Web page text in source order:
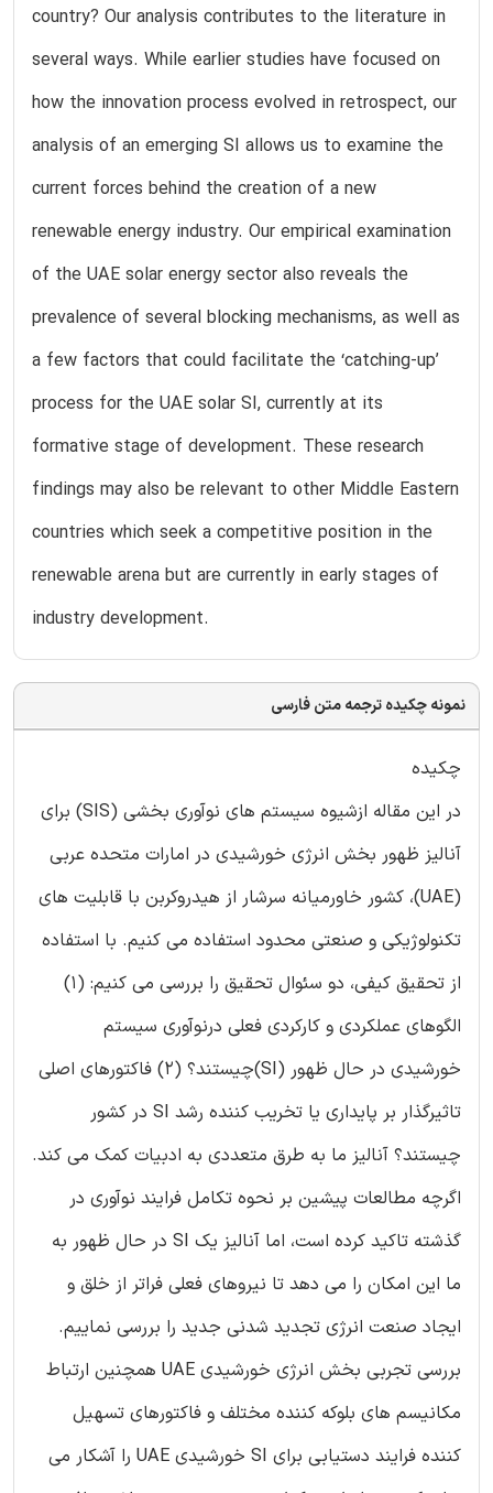
country? Our analysis contributes to the literature in
several ways. While earlier studies have focused on
how the innovation process evolved in retrospect, our
analysis of an emerging SI allows us to examine the
current forces behind the creation of a new
renewable energy industry. Our empirical examination
of the UAE solar energy sector also reveals the
prevalence of several blocking mechanisms, as well as
a few factors that could facilitate the ‘catching-up’
process for the UAE solar SI, currently at its
formative stage of development. These research
findings may also be relevant to other Middle Eastern
countries which seek a competitive position in the
renewable arena but are currently in early stages of
industry development.
نمونه چکیده ترجمه متن فارسی
چکیده
در این مقاله ازشیوه سیستم های نوآوری بخشی (SIS) برای
آنالیز ظهور بخش انرژی خورشیدی در امارات متحده عربی
(UAE)، کشور خاورمیانه سرشار از هیدروکربن با قابلیت های
تکنولوژیکی و صنعتی محدود استفاده می کنیم. با استفاده
از تحقیق کیفی، دو سئوال تحقیق را بررسی می کنیم: (1)
الگوهای عملکردی و کارکردی فعلی درنوآوری سیستم
خورشیدی در حال ظهور (SI)چیستند؟ (2) فاکتورهای اصلی
تاثیرگذار بر پایداری یا تخریب کننده رشد SI در کشور
چیستند؟ آنالیز ما به طرق متعددی به ادبیات کمک می کند.
اگرچه مطالعات پیشین بر نحوه تکامل فرایند نوآوری در
گذشته تاکید کرده است، اما آنالیز یک SI در حال ظهور به
ما این امکان را می دهد تا نیروهای فعلی فراتر از خلق و
ایجاد صنعت انرژی تجدید شدنی جدید را بررسی نماییم.
بررسی تجربی بخش انرژی خورشیدی UAE همچنین ارتباط
مکانیسم های بلوکه کننده مختلف و فاکتورهای تسهیل
کننده فرایند دستیابی برای SI خورشیدی UAE را آشکار می